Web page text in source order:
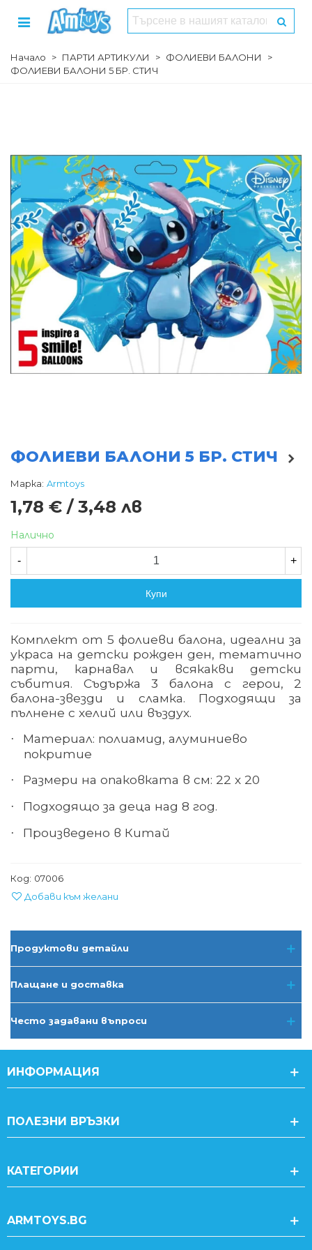
Начало > ПАРТИ АРТИКУЛИ > ФОЛИЕВИ БАЛОНИ
>
ФОЛИЕВИ БАЛОНИ 5 БР. СТИЧ
ФОЛИЕВИ БАЛОНИ 5 БР. СТИЧ
Марка: Armtoys
1,78 € / 3,48 лв
Налично
- +
Купи
Комплект от 5 фолиеви балона, идеални за
украса на детски рожден ден, тематично
парти, карнавал и всякакви детски
събития. Съдържа 3 балона с герои, 2
балона-звезди и сламка. Подходящи за
пълнене с хелий или въздух.
·
Материал: полиамид, алуминиево
покритие
· Размери на опаковката в см: 22 х 20
· Подходящо за деца над 8 год.
· Произведено в Китай
Код: 07006
Добави към желани
Продуктови детайли
Плащане и доставка
Често задавани въпроси
ИНФОРМАЦИЯ
ПОЛЕЗНИ ВРЪЗКИ
КАТЕГОРИИ
ARMTOYS.BG